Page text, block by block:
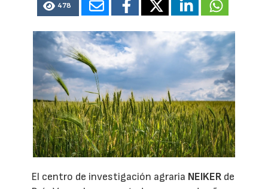
478
El centro de investigación agraria NEIKER de